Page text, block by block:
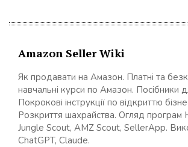
Amazon Seller Wiki
Як продавати на Амазон. Платні та
навчальні курси по Амазон. Посібники
Покрокові інструкції по відкриттю
Розкриття шахрайства. Огляд програм
Jungle Scout, AMZ Scout, SellerApp.
ChatGPT, Claude.